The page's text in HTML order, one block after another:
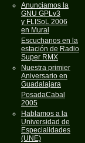
Anunciamos la
GNU GPLv3
y FLISoL 2006
en Mural
Escuchanos en la
estación de Radio
Super RMX
Nuestra primier
Aniversario en
Guadalajara
PosadaCabal
2005
Hablamos a la
Universidad de
Especialidades
(UNE)